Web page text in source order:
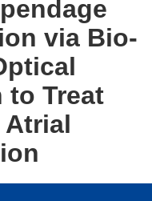
via Bio-
to Treat
Atrial